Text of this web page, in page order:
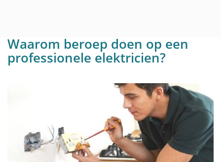
Waarom beroep doen op een
professionele elektricien?